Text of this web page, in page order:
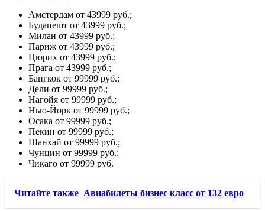
Амстердам от 43999 руб.;
Будапешт от 43999 руб.;
Милан от 43999 руб.;
Париж от 43999 руб.;
Цюрих от 43999 руб.;
Прага от 43999 руб.;
Бангкок от 99999 руб.;
Дели от 99999 руб.;
Нагойя от 99999 руб.;
Нью-Йорк от 99999 руб.;
Осака от 99999 руб.;
Пекин от 99999 руб.;
Шанхай от 99999 руб.;
Чунцин от 99999 руб.;
Чикаго от 99999 руб.
Читайте также Авиабилеты бизнес класс от 132 евро